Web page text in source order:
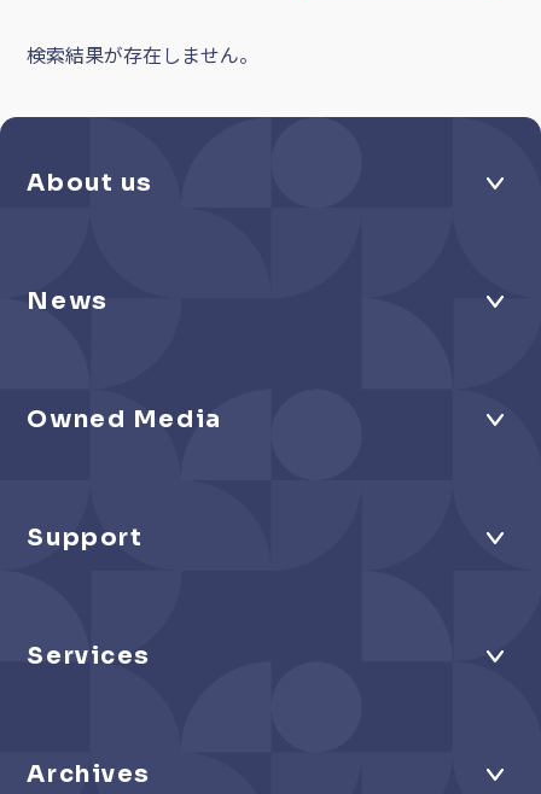
検索結果が存在しません。
About us
News
Owned Media
Support
Services
Archives